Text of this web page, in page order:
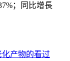
；同比增長
产物的看过